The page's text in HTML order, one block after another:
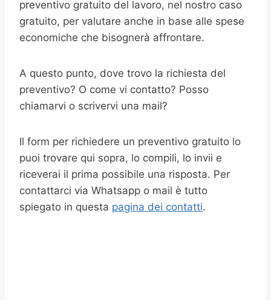
preventivo gratuito del lavoro, nel nostro caso
gratuito, per valutare anche in base alle spese
economiche che bisognerà affrontare.
A questo punto, dove trovo la richiesta del
preventivo? O come vi contatto? Posso
chiamarvi o scrivervi una mail?
Il form per richiedere un preventivo gratuito lo
puoi trovare qui sopra, lo compili, lo invii e
riceverai il prima possibile una risposta. Per
contattarci via Whatsapp o mail è tutto
spiegato in questa pagina dei contatti.